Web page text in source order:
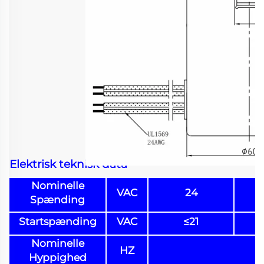
Elektrisk teknisk data
Nominelle
Spænding
VAC 24
Startspænding VAC
≤21
Nominelle
Hyppighed
HZ